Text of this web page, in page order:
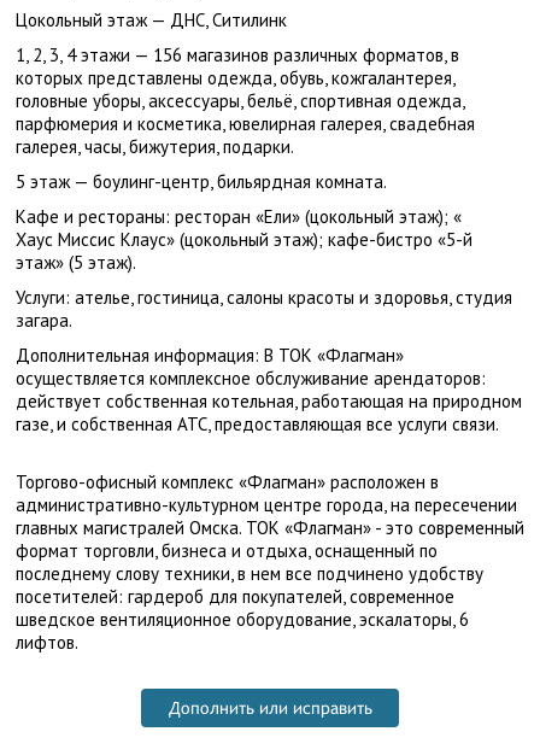
Цокольный этаж — ДНС, Ситилинк
1, 2, 3, 4 этажи — 156 магазинов различных форматов, в
которых представлены одежда, обувь, кожгалантерея,
головные уборы, аксессуары, бельё, спортивная одежда,
парфюмерия и косметика, ювелирная галерея, свадебная
галерея, часы, бижутерия, подарки.
5 этаж — боулинг-центр, бильярдная комната.
Кафе и рестораны: ресторан «Ели» (цокольный этаж); «
Хаус Миссис Клаус» (цокольный этаж); кафе-бистро «5-й
этаж» (5 этаж).
Услуги: ателье, гостиница, салоны красоты и здоровья, студия
загара.
Дополнительная информация: В ТОК «Флагман»
осуществляется комплексное обслуживание арендаторов:
действует собственная котельная, работающая на природном
газе, и собственная АТС, предоставляющая все услуги связи.
Торгово-офисный комплекс «Флагман» расположен в
административно-культурном центре города, на пересечении
главных магистралей Омска. ТОК «Флагман» - это современный
формат торговли, бизнеса и отдыха, оснащенный по
последнему слову техники, в нем все подчинено удобству
посетителей: гардероб для покупателей, современное
шведское вентиляционное оборудование, эскалаторы, 6
лифтов.
Дополнить или исправить